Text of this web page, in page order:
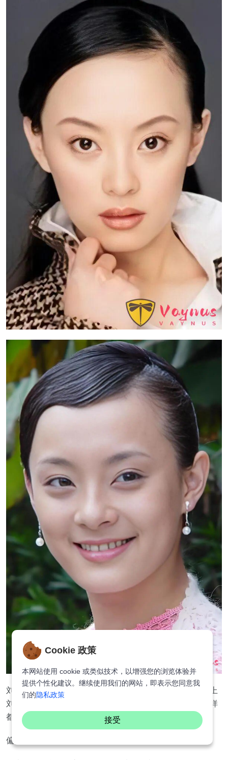
刘海的类型说到底也就这么些：法式刘海、空气刘海、眉上
刘海、狗啃刘海、斜刘海、锅盖刘海，就算轮番把这些花样
都搞一遍也没多少可发挥的；
偏偏年纪越往上走，刘海越不好驾驭。
Cookie 政策
本网站使用 cookie 或类似技术，以增强您的浏览体验并
提供个性化建议。继续使用我们的网站，即表示您同意我
们的隐私政策
接受